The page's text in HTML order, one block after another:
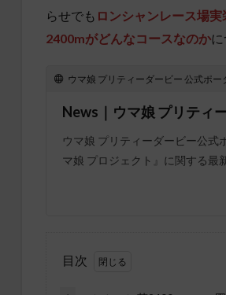
らせでも ロンシャンレース場実
2400mがどんなコースなのか
ウマ娘 プリティーダービー 公式ポー
News｜ウマ娘 プリティ
ウマ娘 プリティーダービー公式
マ娘 プロジェクト』に関する最
目次